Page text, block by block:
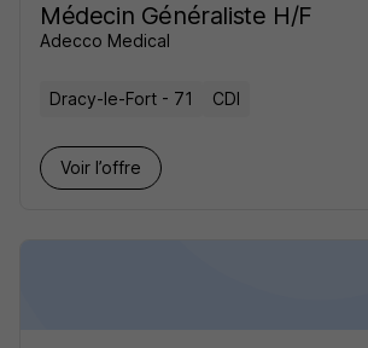
Médecin Généraliste H/F
Adecco Medical
Dracy-le-Fort - 71 CDI
Voir l’offre